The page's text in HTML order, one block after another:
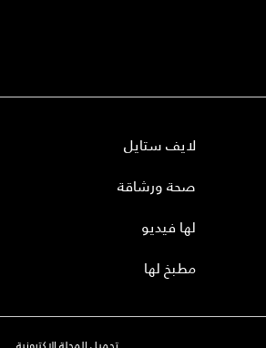
لايف ستايل
صحة ورشاقة
لها فيديو
مطبخ لها